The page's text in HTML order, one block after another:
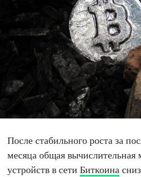
После стабильного роста за
месяца общая вычислительная
устройств в сети Биткоина